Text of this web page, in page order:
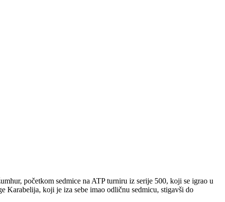
početkom sedmice na ATP turniru iz serije 500, koji se igrao u
Karabelija, koji je iza sebe imao odličnu sedmicu, stigavši do